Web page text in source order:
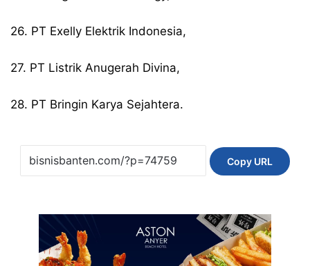
26. PT Exelly Elektrik Indonesia,
27. PT Listrik Anugerah Divina,
28. PT Bringin Karya Sejahtera.
Copy URL